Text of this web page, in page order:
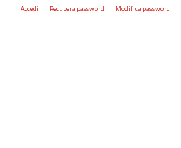
Accedi Recupera password Modifica password